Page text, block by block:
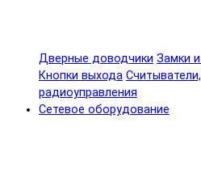
Дверные доводчики Замки
Кнопки выхода
радиоуправления
Сетевое оборудование